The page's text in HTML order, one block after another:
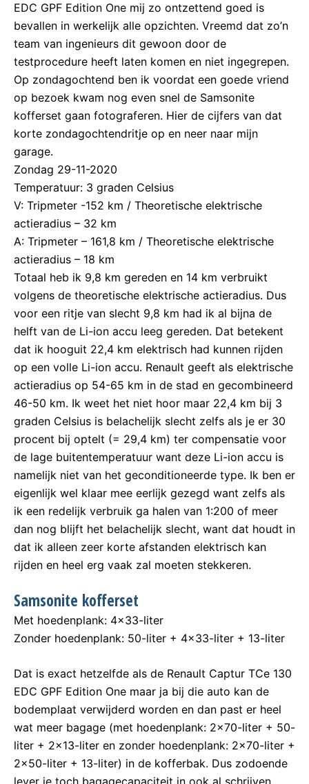
EDC GPF Edition One mij zo ontzettend goed is
bevallen in werkelijk alle opzichten. Vreemd dat zo’n
team van ingenieurs dit gewoon door de
testprocedure heeft laten komen en niet ingegrepen.
Op zondagochtend ben ik voordat een goede vriend
op bezoek kwam nog even snel de Samsonite
kofferset gaan fotograferen. Hier de cijfers van dat
korte zondagochtendritje op en neer naar mijn
garage.
Zondag 29-11-2020
Temperatuur: 3 graden Celsius
V: Tripmeter -152 km / Theoretische elektrische
actieradius – 32 km
A: Tripmeter – 161,8 km / Theoretische elektrische
actieradius – 18 km
Totaal heb ik 9,8 km gereden en 14 km verbruikt
volgens de theoretische elektrische actieradius. Dus
voor een ritje van slecht 9,8 km had ik al bijna de
helft van de Li-ion accu leeg gereden. Dat betekent
dat ik hooguit 22,4 km elektrisch had kunnen rijden
op een volle Li-ion accu. Renault geeft als elektrische
actieradius op 54-65 km in de stad en gecombineerd
46-50 km. Ik weet het niet hoor maar 22,4 km bij 3
graden Celsius is belachelijk slecht zelfs als je er 30
procent bij optelt (= 29,4 km) ter compensatie voor
de lage buitentemperatuur want deze Li-ion accu is
namelijk niet van het geconditioneerde type. Ik ben er
eigenlijk wel klaar mee eerlijk gezegd want zelfs als
ik een redelijk verbruik ga halen van 1:200 of meer
dan nog blijft het belachelijk slecht, want dat houdt in
dat ik alleen zeer korte afstanden elektrisch kan
rijden en heel erg vaak zal moeten stekkeren.
Samsonite kofferset
Met hoedenplank: 4×33-liter
Zonder hoedenplank: 50-liter + 4×33-liter + 13-liter
Dat is exact hetzelfde als de Renault Captur TCe 130
EDC GPF Edition One maar ja bij die auto kan de
bodemplaat verwijderd worden en dan past er heel
wat meer bagage (met hoedenplank: 2×70-liter + 50-
liter + 2×13-liter en zonder hoedenplank: 2×70-liter +
2×50-liter + 13-liter) in de kofferbak. Dus zodoende